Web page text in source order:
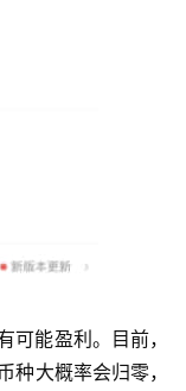
可能盈利。目前，
种大概率会归零，